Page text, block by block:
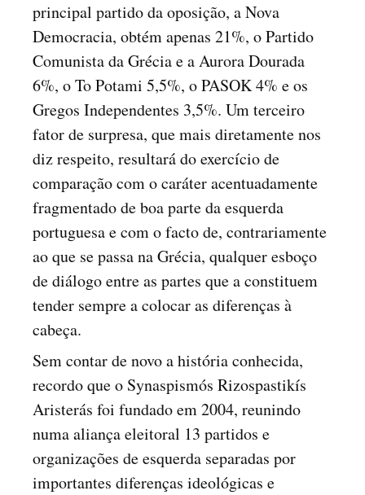
principal partido da oposição, a Nova
Democracia, obtém apenas 21%, o Partido
Comunista da Grécia e a Aurora Dourada
6%, o To Potami 5,5%, o PASOK 4% e os
Gregos Independentes 3,5%. Um terceiro
fator de surpresa, que mais diretamente nos
diz respeito, resultará do exercício de
comparação com o caráter acentuadamente
fragmentado de boa parte da esquerda
portuguesa e com o facto de, contrariamente
ao que se passa na Grécia, qualquer esboço
de diálogo entre as partes que a constituem
tender sempre a colocar as diferenças à
cabeça.
Sem contar de novo a história conhecida,
recordo que o Synaspismós Rizospastikís
Aristerás foi fundado em 2004, reunindo
numa aliança eleitoral 13 partidos e
organizações de esquerda separadas por
importantes diferenças ideológicas e